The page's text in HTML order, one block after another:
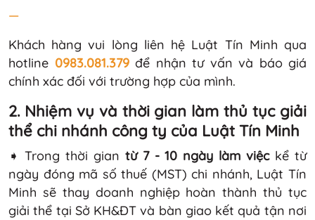
—
Khách hàng vui lòng liên hệ Luật Tín Minh qua
hotline 0983.081.379để nhận tư vấn và báo giá
chính xác đối với trường hợp của mình.
2. Nhiệm vụ và thời gian làm thủ tục giải
thể chi nhánh công ty của Luật Tín Minh
➧ Trong thời gian từ 7 - 10 ngày làm việckể từ
ngày đóng mã số thuế (MST) chi nhánh, Luật Tín
Minh sẽ thay doanh nghiệp hoàn thành thủ tục
giải thể tại Sở KH&ĐT và bàn giao kết quả tận nơi